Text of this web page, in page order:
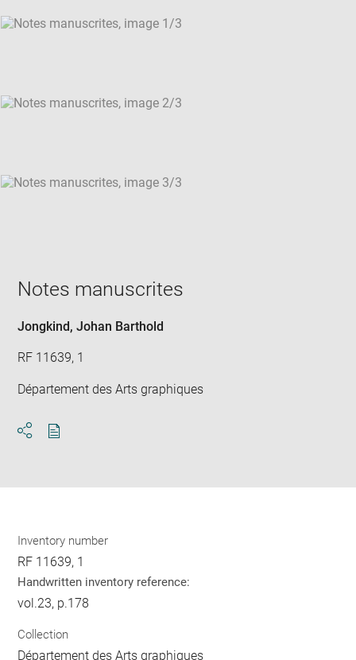
SKIP IMAGE CAROUSEL
Notes manuscrites
Jongkind, Johan Barthold
RF 11639, 1
Département des Arts graphiques
Inventory number
RF 11639, 1
Handwritten inventory reference:
vol.23, p.178
Collection
Département des Arts graphiques